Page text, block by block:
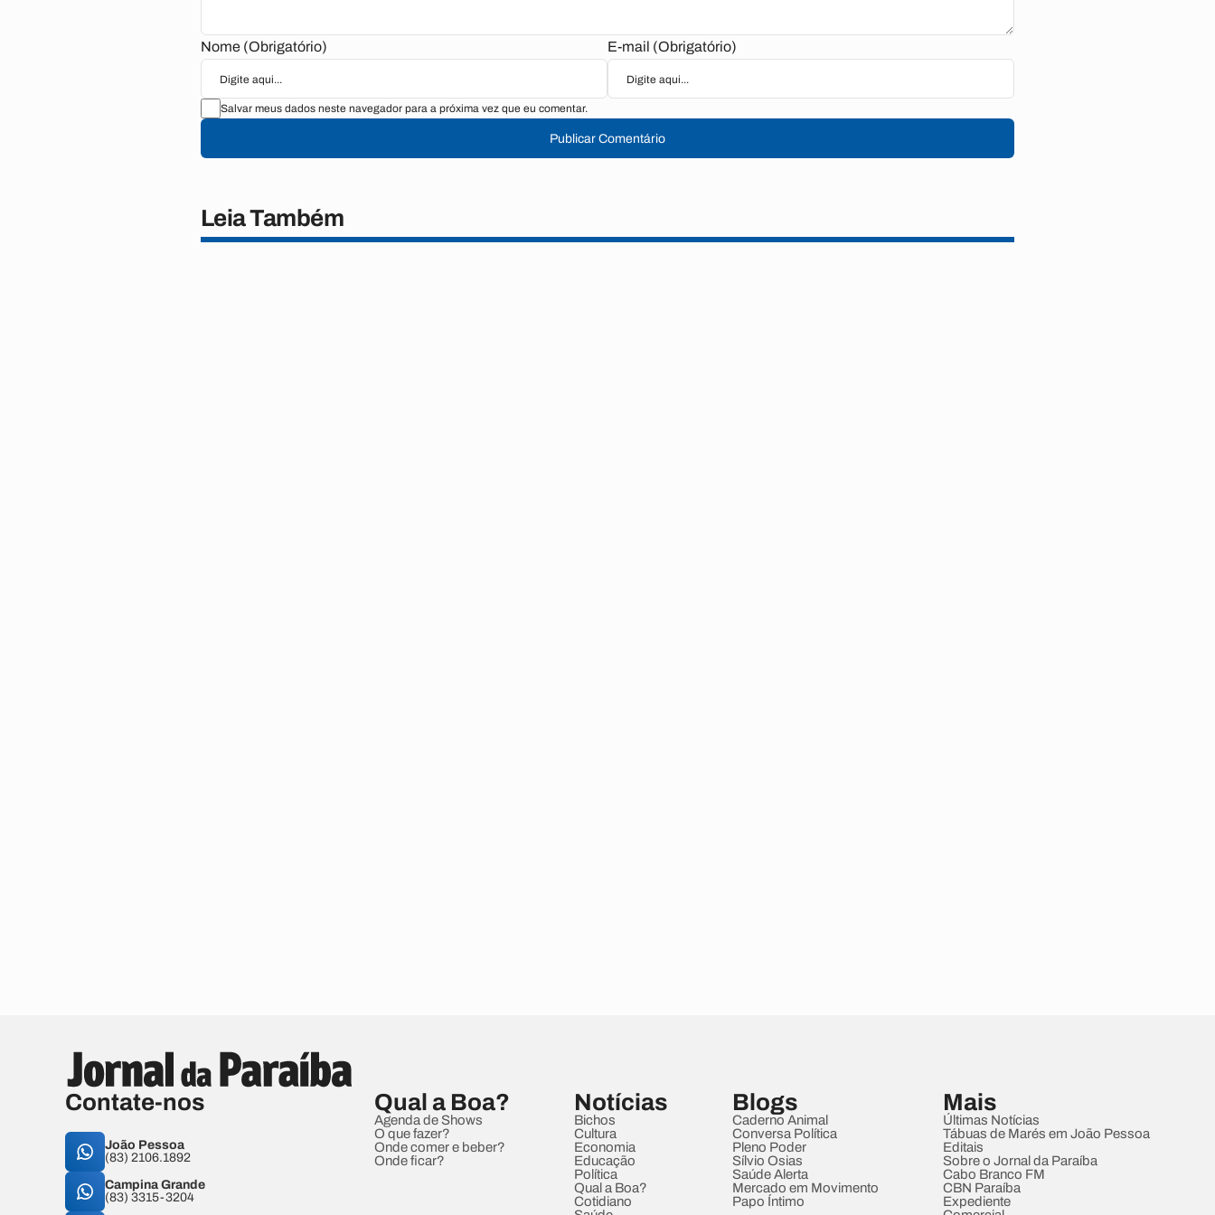
Nome (Obrigatório) E-mail (Obrigatório)
Salvar meus dados neste navegador para a próxima vez que eu comentar.
Publicar Comentário
Leia Também
Contate-nos
João Pessoa
(83) 2106.1892
Campina Grande
(83) 3315-3204
Qual a Boa?
Agenda de Shows
O que fazer?
Onde comer e beber?
Onde ficar?
Notícias
Bichos
Cultura
Economia
Educação
Política
Qual a Boa?
Cotidiano
Blogs
Caderno Animal
Conversa Política
Pleno Poder
Sílvio Osias
Saúde Alerta
Mercado em Movimento
Papo Íntimo
Mais
Últimas Notícias
Tábuas de Marés em João Pessoa
Editais
Sobre o Jornal da Paraíba
Cabo Branco FM
CBN Paraíba
Expediente